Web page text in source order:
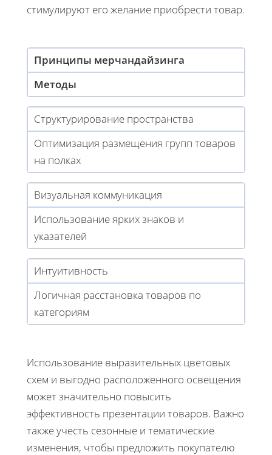
стимулируют его желание приобрести товар.
Принципы мерчандайзинга
Методы
Структурирование пространства
Оптимизация размещения групп товаров
на полках
Визуальная коммуникация
Использование ярких знаков и
указателей
Интуитивность
Логичная расстановка товаров по
категориям
Использование выразительных цветовых
схем и выгодно расположенного освещения
может значительно повысить
эффективность презентации товаров. Важно
также учесть сезонные и тематические
изменения, чтобы предложить покупателю